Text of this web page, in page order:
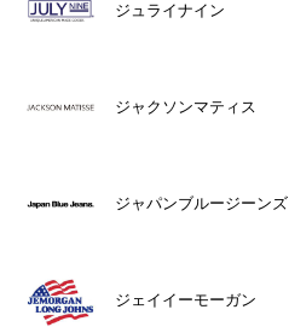
ジュライナイン
ジャクソンマティス
ジャパンブルージーンズ
ジェイイーモーガン